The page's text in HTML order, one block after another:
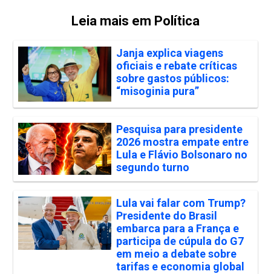
Leia mais em Política
Janja explica viagens
oficiais e rebate críticas
sobre gastos públicos:
“misoginia pura”
Pesquisa para presidente
2026 mostra empate entre
Lula e Flávio Bolsonaro no
segundo turno
Lula vai falar com Trump?
Presidente do Brasil
embarca para a França e
participa de cúpula do G7
em meio a debate sobre
tarifas e economia global